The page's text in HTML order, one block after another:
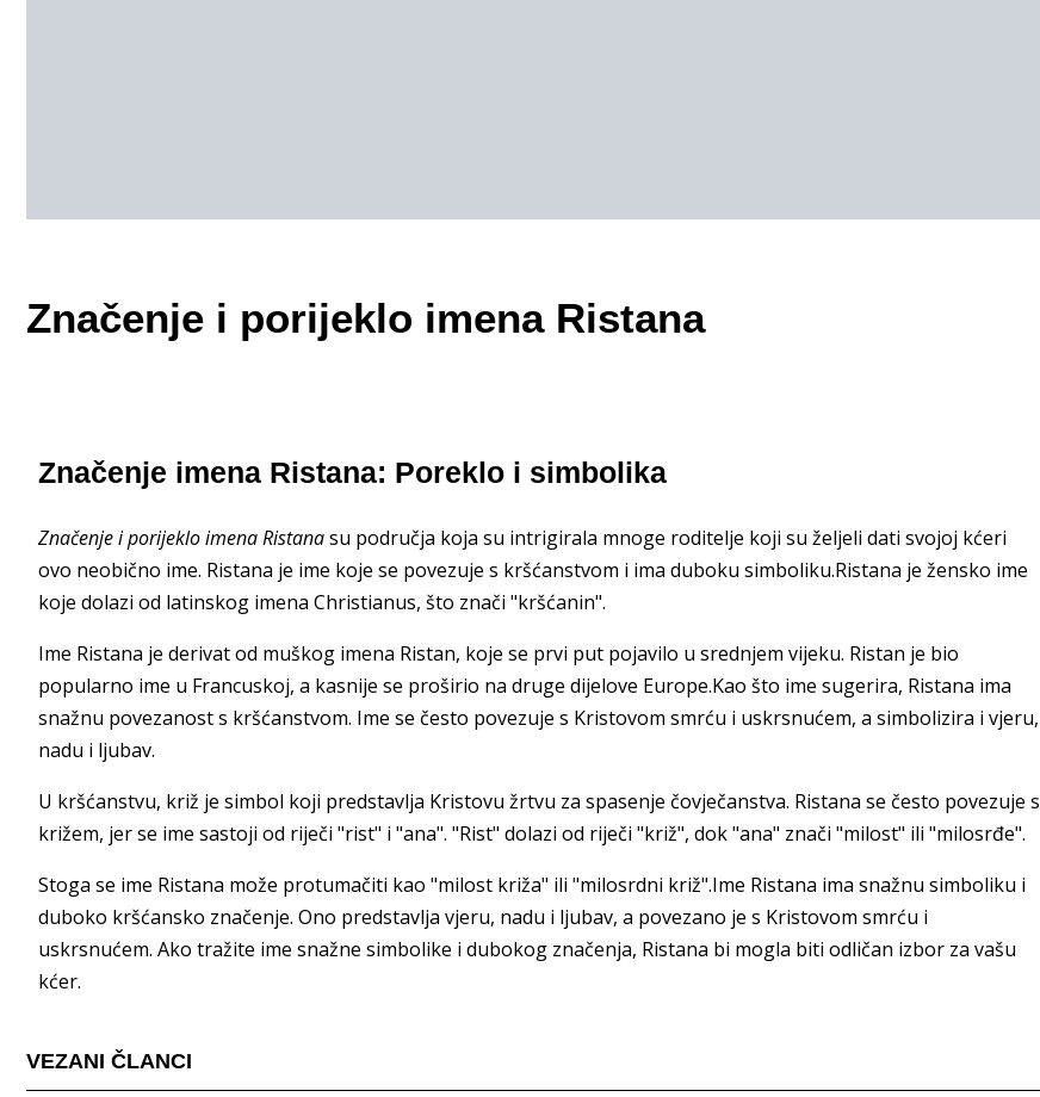
Značenje i porijeklo imena Ristana
Značenje imena Ristana: Poreklo i simbolika
Značenje i porijeklo imena Ristanasu područja koja su intrigirala mnoge roditelje koji su željeli dati svojoj kćeri
ovo neobično ime. Ristana je ime koje se povezuje s kršćanstvom i ima duboku simboliku.Ristana je žensko ime
koje dolazi od latinskog imena Christianus, što znači "kršćanin".
Ime Ristana je derivat od muškog imena Ristan, koje se prvi put pojavilo u srednjem vijeku. Ristan je bio
popularno ime u Francuskoj, a kasnije se proširio na druge dijelove Europe.Kao što ime sugerira, Ristana ima
snažnu povezanost s kršćanstvom. Ime se često povezuje s Kristovom smrću i uskrsnućem, a simbolizira i vjeru,
nadu i ljubav.
U kršćanstvu, križ je simbol koji predstavlja Kristovu žrtvu za spasenje čovječanstva. Ristana se često povezuje s
križem, jer se ime sastoji od riječi "rist" i "ana". "Rist" dolazi od riječi "križ", dok "ana" znači "milost" ili "milosrđe".
Stoga se ime Ristana može protumačiti kao "milost križa" ili "milosrdni križ".Ime Ristana ima snažnu simboliku i
duboko kršćansko značenje. Ono predstavlja vjeru, nadu i ljubav, a povezano je s Kristovom smrću i
uskrsnućem. Ako tražite ime snažne simbolike i dubokog značenja, Ristana bi mogla biti odličan izbor za vašu
kćer.
VEZANI ČLANCI